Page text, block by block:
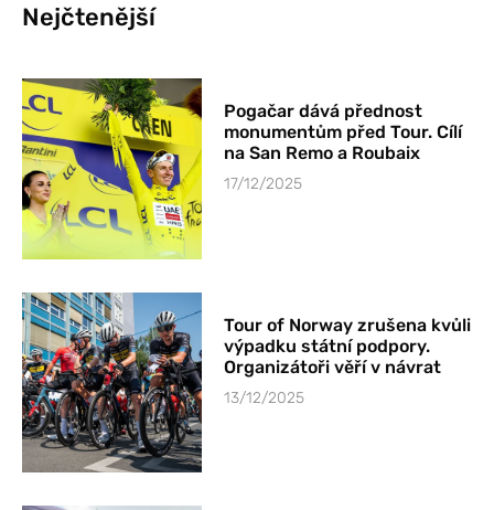
Nejčtenější
Pogačar dává přednost
monumentům před Tour. Cílí
na San Remo a Roubaix
17/12/2025
Tour of Norway zrušena kvůli
výpadku státní podpory.
Organizátoři věří v návrat
13/12/2025